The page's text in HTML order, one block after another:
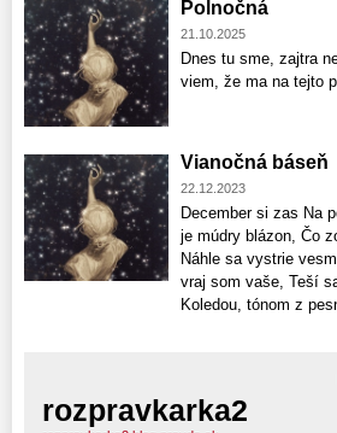
Polnočná
21.10.2025
Dnes tu sme, zajtra
viem, že ma na tejto
Vianočná báseň
22.12.2023
December si zas Na
je múdry blázon, Čo
Náhle sa vystrie
vraj som vaše, Teší
Koledou, tónom z
rozpravkarka2